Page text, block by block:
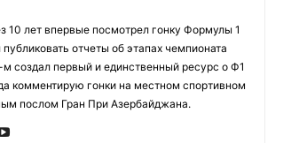
10 лет впервые посмотрел гонку Формулы 1
отчеты об этапах чемпионата
создал первый и единственный ресурс о Ф1
комментирую гонки на местном спортивном
послом Гран При Азербайджана.